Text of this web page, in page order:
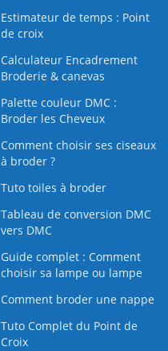
Estimateur de temps : Point
de croix
Calculateur Encadrement
Broderie & canevas
Palette couleur DMC :
Broder les Cheveux
Comment choisir ses ciseaux
à broder ?
Tuto toiles à broder
Tableau de conversion DMC
vers DMC
Guide complet : Comment
choisir sa lampe ou lampe
Comment broder une nappe
Tuto Complet du Point de
Croix